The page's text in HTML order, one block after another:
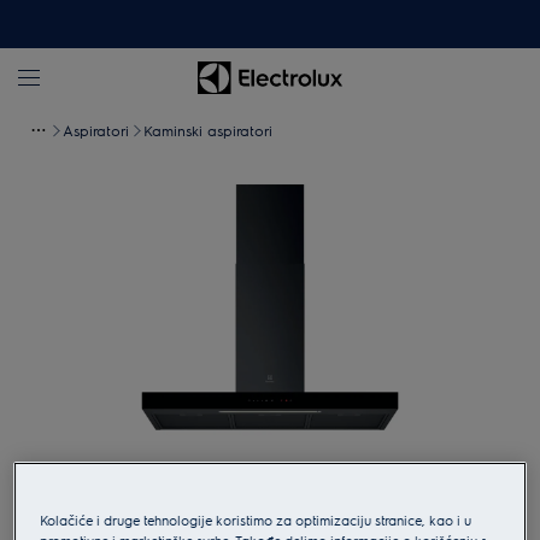
Aspiratori Kaminski aspiratori
Pritisnite kako bi ste uveličali.
Kolačiće i druge tehnologije koristimo za optimizaciju stranice, kao i u